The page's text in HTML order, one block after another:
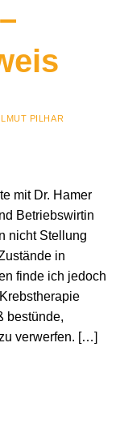
PILHAR
mit Dr. Hamer
Betriebswirtin
nicht Stellung
in
finde ich jedoch
bestünde,
verwerfen. […]